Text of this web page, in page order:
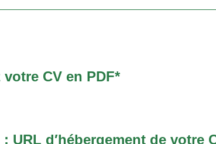
CV en PDF*
URL d′hébergement de votre